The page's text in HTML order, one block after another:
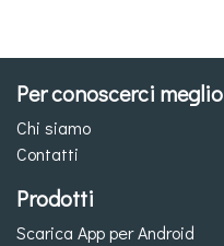
Per conoscerci meglio
Chi siamo
Contatti
Prodotti
Scarica App per Android